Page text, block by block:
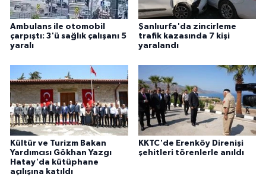
Ambulans ile otomobil
çarpıştı: 3'ü sağlık çalışanı 5
yaralı
Şanlıurfa'da zincirleme
trafik kazasında 7 kişi
yaralandı
Kültür ve Turizm Bakan
Yardımcısı Gökhan Yazgı
Hatay'da kütüphane
açılışına katıldı
KKTC'de Erenköy Direnişi
şehitleri törenlerle anıldı